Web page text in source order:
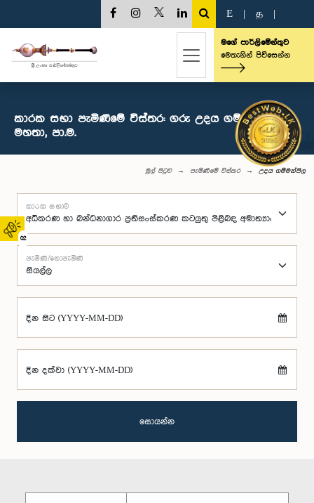
02
E த
මගේ පාර්ලිමේන්තුව
මෙතැනින් පිවිසෙන්න
කාරක සභා පැමිණීමේ විස්තර: ගරු උදය ගම්මන්පිල
මහතා, පා.ම.
මුල් පිටුව පැමිණීමේ විස්තර උදය ගම්මන්පිල
කාරක සභාව
පැමිණි/නොපැමිණි
දින සිට (YYYY-MM-DD)
දින දක්වා (YYYY-MM-DD)
සොයන්න